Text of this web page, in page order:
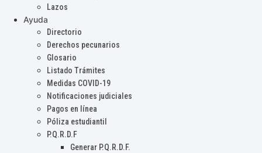
Lazos
Ayuda
Directorio
Derechos pecunarios
Glosario
Listado Trámites
Medidas COVID-19
Notificaciones judiciales
Pagos en línea
Póliza estudiantil
P.Q.R.D.F
Generar P.Q.R.D.F.